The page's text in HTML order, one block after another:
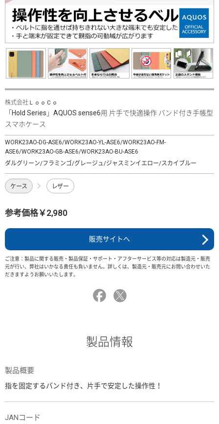
株式会社ＬｏｏＣｏ
「Hold Series」AQUOS sense6用 片手で快適操作 バンド付き手帳型
スマホケース
WORK23AO-DG-ASE6/WORK23AO-YL-ASE6/WORK23AO-FM-
ASE6/WORK23AO-GB-ASE6/WORK23AO-BU-ASE6
ダルグリーン/フラミンゴ/グレージュ/ジャスミンイエロー/スカイブルー
ケース レザー
参考価格￥2,980
販売サイトへ
ご注意：製品に関する販売・製品保証・サポート・アフターサービス等の対応は製造元・販売
元が行い、弊社はいかなる責任も負いません。詳しくは、製造元・販売元にお問い合わせいた
だきますようお願いいたします。
製品情報
製品概要
指を固定するバンド付き、片手で安定した操作性！
JANコード